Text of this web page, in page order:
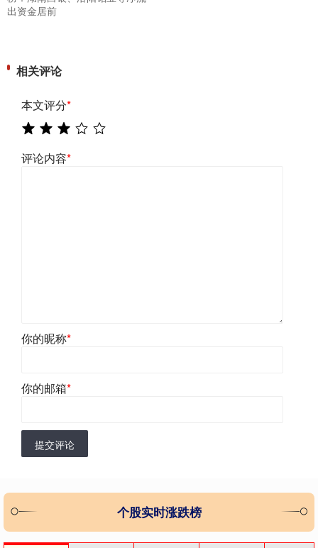
出资金居前
相关评论
本文评分*
评论内容*
你的昵称*
你的邮箱*
提交评论
个股实时涨跌榜